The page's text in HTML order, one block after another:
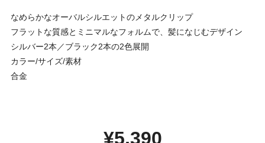
なめらかなオーバルシルエットのメタルクリップ
フラットな質感とミニマルなフォルムで、髪になじむデザイン
シルバー2本／ブラック2本の2色展開
カラー/サイズ/素材
合金
¥5,390